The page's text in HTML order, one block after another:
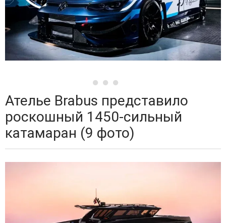
Ателье Brabus представило
роскошный 1450-сильный
катамаран (9 фото)